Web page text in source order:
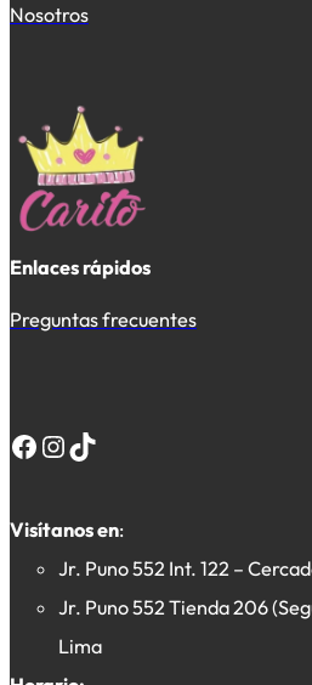
Nosotros
Enlaces rápidos
Preguntas frecuentes
Facebook InstagramTikTok
Visítanos en:
Jr. Puno 552 Int. 122 –
Jr. Puno 552 Tienda 206
Lima